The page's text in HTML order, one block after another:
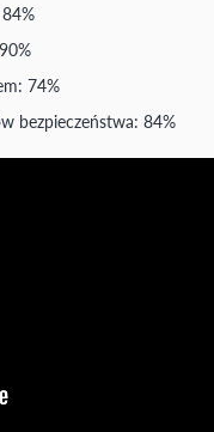
74%
bezpieczeństwa: 84%